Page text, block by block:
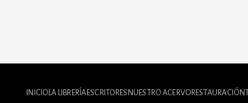
INICIO LA LIBRERÍA ESCRITORES NUESTRO ACERVO RESTAURACIÓN